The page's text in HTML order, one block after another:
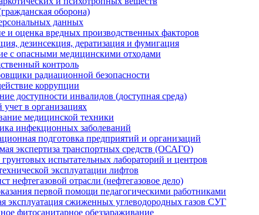
оборона)
данных
и оценка вредных производственных факторов
дезинсекция, дератизация и фумигация
с опасными медицинскими отходами
контроль
радиационной безопасности
коррупции
доступности инвалидов (доступная среда)
в организациях
медицинской техники
инфекционных заболеваний
подготовка предприятий и организаций
экспертиза транспортных средств (ОСАГО)
испытательных лабораторий и центров
эксплуатации лифтов
нефтегазовой отрасли (нефтегазовое дело)
первой помощи педагогическими работниками
эксплуатация сжиженных углеводородных газов СУГ
фитосанитарное обеззараживание